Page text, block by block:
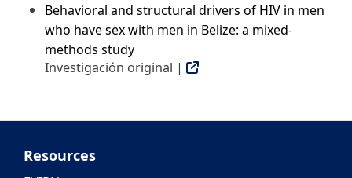
Behavioral and structural drivers of HIV in men
who have sex with men in Belize: a mixed-
methods study
Investigación original |
Resources